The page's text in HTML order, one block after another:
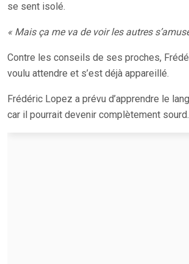
se sent isolé.
« Mais ça me va de voir les autres
Contre les conseils de ses proches,
voulu attendre et s’est déjà appareillé.
Frédéric Lopez a prévu d’apprendre le
car il pourrait devenir complètement sourd.